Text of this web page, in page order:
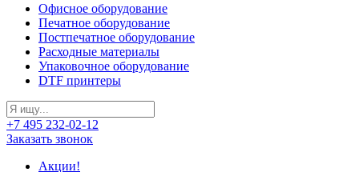
Офисное оборудование
Печатное оборудование
Постпечатное оборудование
Расходные материалы
Упаковочное оборудование
DTF принтеры
+7 495 232-02-12
Заказать звонок
Акции!